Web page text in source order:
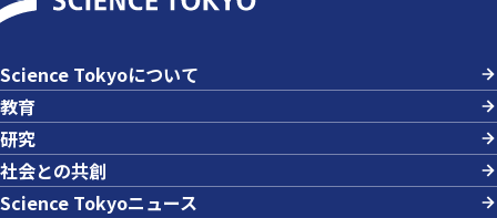
Science Tokyoについて
教育
研究
社会との共創
Science Tokyoニュース